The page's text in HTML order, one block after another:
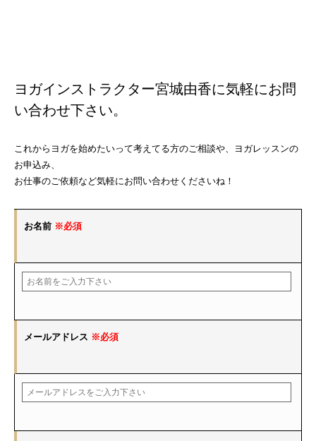
ヨガインストラクター宮城由香に気軽にお問
い合わせ下さい。
これからヨガを始めたいって考えてる方のご相談や、ヨガレッスンの
お申込み、
お仕事のご依頼など気軽にお問い合わせくださいね！
お名前 ※必須
メールアドレス ※必須